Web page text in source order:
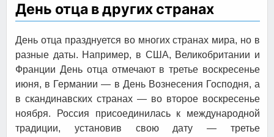
День отца в других странах
День отца празднуется во многих странах мира, но в
разные даты. Например, в США, Великобритании и
Франции День отца отмечают в третье воскресенье
июня, в Германии — в День Вознесения Господня, а
в скандинавских странах — во второе воскресенье
ноября. Россия присоединилась к международной
традиции, установив свою дату — третье